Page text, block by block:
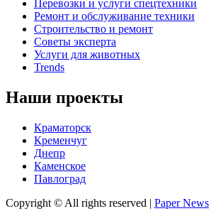
Перевозки и услуги спецтехники
Ремонт и обслуживание техники
Строительство и ремонт
Советы эксперта
Услуги для животных
Trends
Наши проекты
Краматорск
Кременчуг
Днепр
Каменское
Павлоград
Copyright © All rights reserved | Paper News